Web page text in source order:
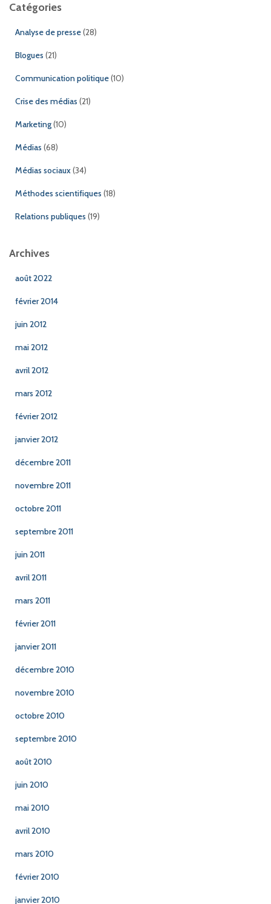
Catégories
Analyse de presse(28)
Blogues (21)
Communication politique(10)
Crise des médias (21)
Marketing(10)
Médias (68)
Médias sociaux(34)
Méthodes scientifiques (18)
Relations publiques (19)
Archives
août 2022
février 2014
juin 2012
mai 2012
avril 2012
mars 2012
février 2012
janvier 2012
décembre 2011
novembre 2011
octobre 2011
septembre 2011
juin 2011
avril 2011
mars 2011
février 2011
janvier 2011
décembre 2010
novembre 2010
octobre 2010
septembre 2010
août 2010
juin 2010
mai 2010
avril 2010
mars 2010
février 2010
janvier 2010